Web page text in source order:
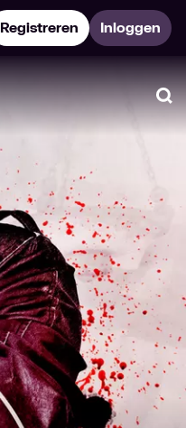
Registreren Inloggen